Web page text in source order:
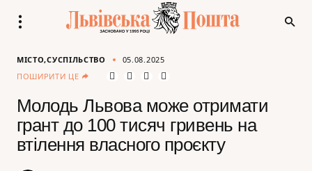
МІСТО СУСПІЛЬСТВО
05.08.2025
ПОШИРИТИ ЦЕ
Молодь Львова може отримати
грант до 100 тисяч гривень на
втілення власного проєкту